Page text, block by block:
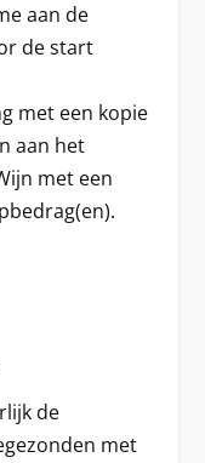
aan de
de start
met een kopie
aan het
met een
de
met